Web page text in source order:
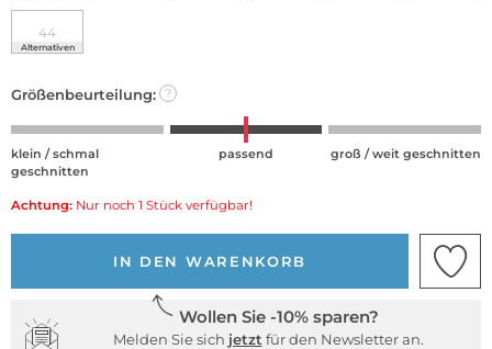
44
Alternativen
Größenbeurteilung: ?
klein / schmal
geschnitten
passend groß / weit geschnitten
Achtung: Nur noch 1 Stück verfügbar!
IN DEN WARENKORB
Wollen Sie -10% sparen?
Melden Sie sich jetzt für den Newsletter an.